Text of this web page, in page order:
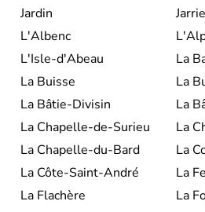
Jardin
Jarrie
L'Albenc
L'Isle-d'Abeau
La
La Buisse
La
La Bâtie-Divisin
La
La Chapelle-de-Surieu
La
La Chapelle-du-Bard
La
La Côte-Saint-André
La
La Flachère
La